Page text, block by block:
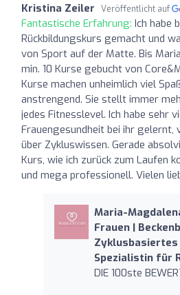
Kristina Zeiler Veröffentlicht auf
Fantastische Erfahrung: Ich habe
Rückbildungskurs gemacht und
von Sport auf der Matte. Bis
min. 10 Kurse gebucht von
Kurse machen unheimlich viel
anstrengend. Sie stellt immer
jedes Fitnesslevel. Ich habe sehr
Frauengesundheit bei ihr gelernt,
über Zykluswissen. Gerade
Kurs, wie ich zurück zum Laufen
und mega professionell. Vielen
Maria-
Frauen |
Zyklusbasiertes
Spezialistin für
DIE 100ste